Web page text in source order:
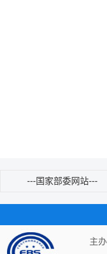
---国家部委网站---
主